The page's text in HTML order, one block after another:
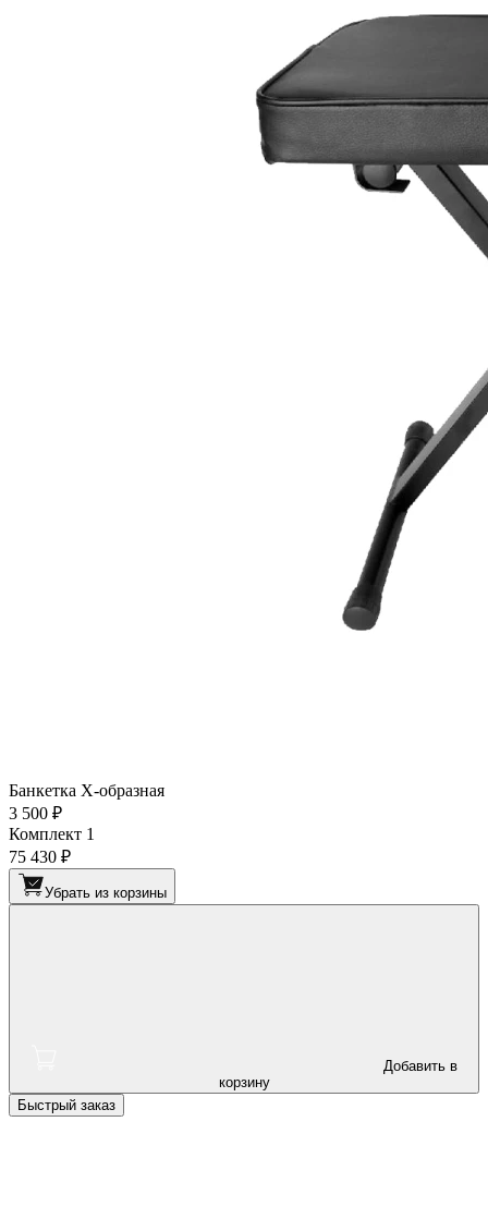
Банкетка Х-образная
3 500 ₽
Комплект 1
75 430 ₽
Убрать из корзины
Добавить в
корзину
Быстрый заказ